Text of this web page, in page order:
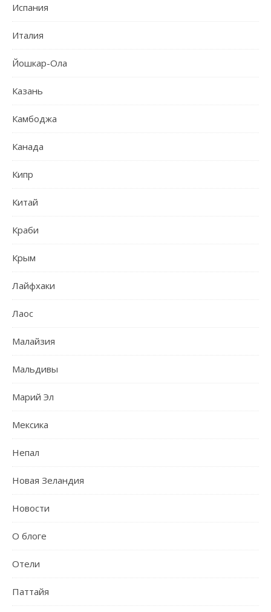
Испания
Италия
Йошкар-Ола
Казань
Камбоджа
Канада
Кипр
Китай
Краби
Крым
Лайфхаки
Лаос
Малайзия
Мальдивы
Марий Эл
Мексика
Непал
Новая Зеландия
Новости
О блоге
Отели
Паттайя